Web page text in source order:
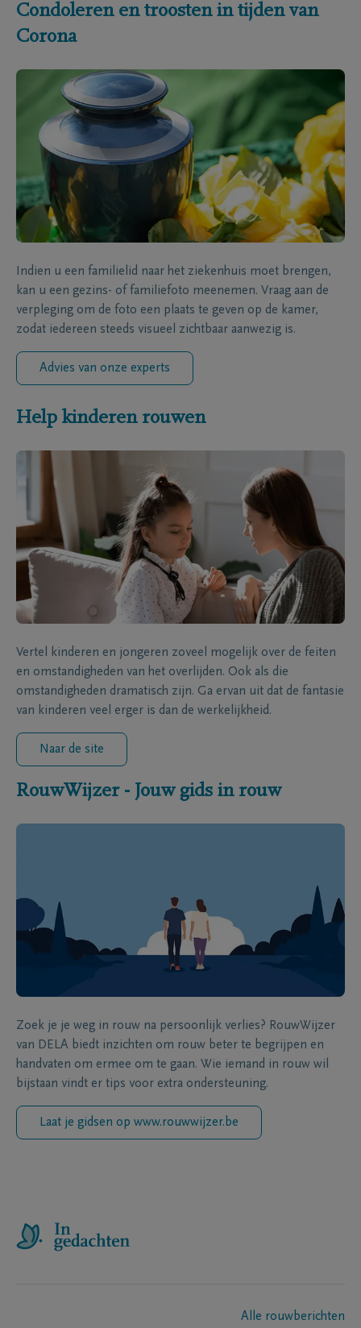
Condoleren en troosten in tijden van
Corona
Indien u een familielid naar het ziekenhuis moet brengen,
kan u een gezins- of familiefoto meenemen. Vraag aan de
verpleging om de foto een plaats te geven op de kamer,
zodat iedereen steeds visueel zichtbaar aanwezig is.
Advies van onze experts
Help kinderen rouwen
Vertel kinderen en jongeren zoveel mogelijk over de feiten
en omstandigheden van het overlijden. Ook als die
omstandigheden dramatisch zijn. Ga ervan uit dat de fantasie
van kinderen veel erger is dan de werkelijkheid.
Naar de site
RouwWijzer - Jouw gids in rouw
Zoek je je weg in rouw na persoonlijk verlies? RouwWijzer
van DELA biedt inzichten om rouw beter te begrijpen en
handvaten om ermee om te gaan. Wie iemand in rouw wil
bijstaan vindt er tips voor extra ondersteuning.
Laat je gidsen op www.rouwwijzer.be
Alle rouwberichten